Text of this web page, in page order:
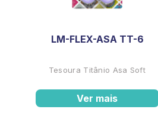
LM-FLEX-ASA TT-6
Tesoura Titânio Asa Soft
Ver mais